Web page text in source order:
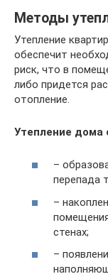
Методы
Утепление
обеспечит
риск, что в
либо придется
отопление.
Утепление дома
–
перепада
–
стенах;
–